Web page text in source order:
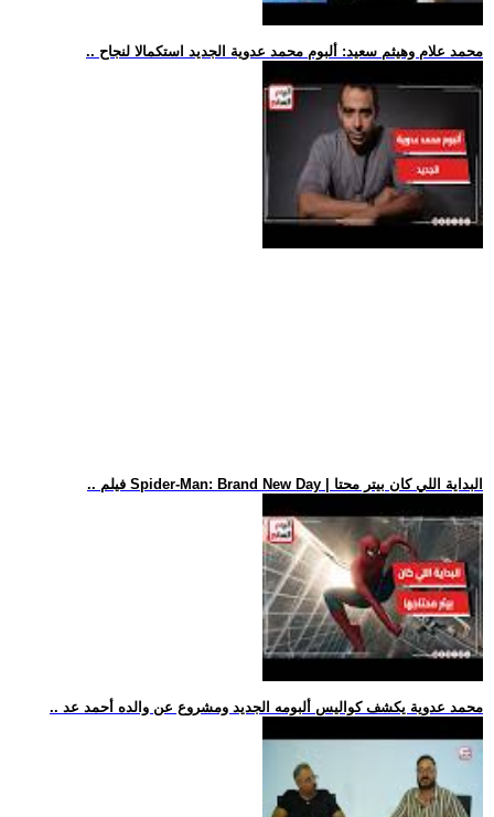
.. محمد علام وهيثم سعيد: ألبوم محمد عدوية الجديد استكمالا لنجاح
.. فيلم Spider-Man: Brand New Day | البداية اللي كان بيتر محتا
.. محمد عدوية يكشف كواليس ألبومه الجديد ومشروع عن والده أحمد عد